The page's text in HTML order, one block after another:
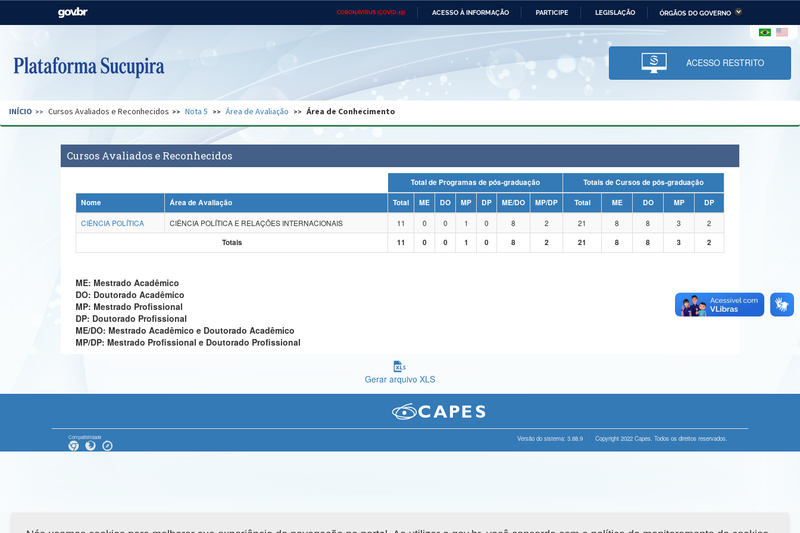
CORONAVÍRUS (COVID-19) ACESSO À INFORMAÇÃO PARTICIPE LEGISLAÇÃO ÓRGÃOS DO GOVERNO
Casa Civil Ministério das Relações Ministério da Economia Ministério da Infraestrutura
Pecuária e Abastecimento
Ministério da Ciência,
Tecnologia, Inovações e
Comunicações
Ministério do Desenvolvimento
Regional e dos Direitos Humanos
Secretaria de Governo Gabinete de Segurança Advocacia-Geral da União Banco Central do Brasil Planalto
ACESSO RESTRITO
INÍCIO Cursos Avaliados e Reconhecidos Nota 5 Área de Avaliação Área de Conhecimento
Cursos Avaliados e Reconhecidos
Total de Programas de pós-graduação
Totais de Cursos de pós-graduação
Nome
Área de Avaliação Total ME DO MP DP ME/DO MP/DP Total ME DO MP
DP
CIÊNCIA POLÍTICA
CIÊNCIA POLÍTICA E RELAÇÕES INTERNACIONAIS 11 0 0 1 0 8 2 21 8 8 3
2
Totais
11 0 0 1 0 8 2 21 8 8 3 2
ME: Mestrado Acadêmico
DO: Doutorado Acadêmico
MP: Mestrado Profissional
DP: Doutorado Profissional
ME/DO: Mestrado Acadêmico e Doutorado Acadêmico
MP/DP: Mestrado Profissional e Doutorado Profissional
Gerar arquivo XLS
Compatibilidade Versão do sistema: 3.88.9 Copyright 2022 Capes. Todos os direitos reservados.